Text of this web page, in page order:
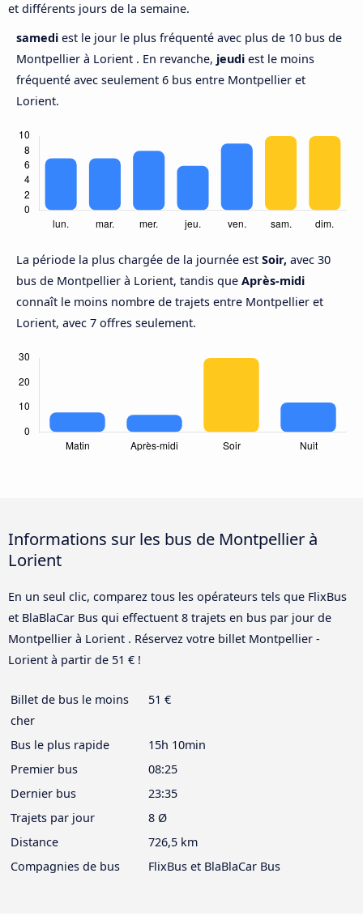
et différents jours de la semaine.
samedi est le jour le plus fréquenté avec plus de 10 bus de
Montpellier à Lorient . En revanche, jeudi est le moins
fréquenté avec seulement 6 bus entre Montpellier et
Lorient.
La période la plus chargée de la journée est Soir, avec 30
bus de Montpellier à Lorient, tandis que Après-midi
connaît le moins nombre de trajets entre Montpellier et
Lorient, avec 7 offres seulement.
Informations sur les bus de Montpellier à
Lorient
En un seul clic, comparez tous les opérateurs tels que FlixBus
et BlaBlaCar Bus qui effectuent 8 trajets en bus par jour de
Montpellier à Lorient . Réservez votre billet Montpellier -
Lorient à partir de 51 € !
Billet de bus le moins
cher
51 €
Bus le plus rapide
15h 10min
Premier bus
08:25
Dernier bus
23:35
Trajets par jour
8 Ø
Distance
726,5 km
Compagnies de bus
FlixBus et BlaBlaCar Bus